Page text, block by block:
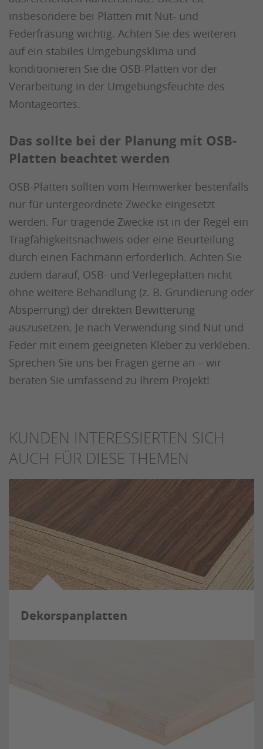
insbesondere bei Platten mit Nut- und
Federfräsung wichtig. Achten Sie des weiteren
auf ein stabiles Umgebungsklima und
konditionieren Sie die OSB-Platten vor der
Verarbeitung in der Umgebungsfeuchte des
Montageortes.
Das sollte bei der Planung mit OSB-
Platten beachtet werden
OSB-Platten sollten vom Heimwerker bestenfalls
nur für untergeordnete Zwecke eingesetzt
werden. Für tragende Zwecke ist in der Regel ein
Tragfähigkeitsnachweis oder eine Beurteilung
durch einen Fachmann erforderlich. Achten Sie
zudem darauf, OSB- und Verlegeplatten nicht
ohne weitere Behandlung (z. B. Grundierung oder
Absperrung) der direkten Bewitterung
auszusetzen. Je nach Verwendung sind Nut und
Feder mit einem geeigneten Kleber zu verkleben.
Sprechen Sie uns bei Fragen gerne an – wir
beraten Sie umfassend zu Ihrem Projekt!
KUNDEN INTERESSIERTEN SICH
AUCH FÜR DIESE THEMEN
Dekorspanplatten